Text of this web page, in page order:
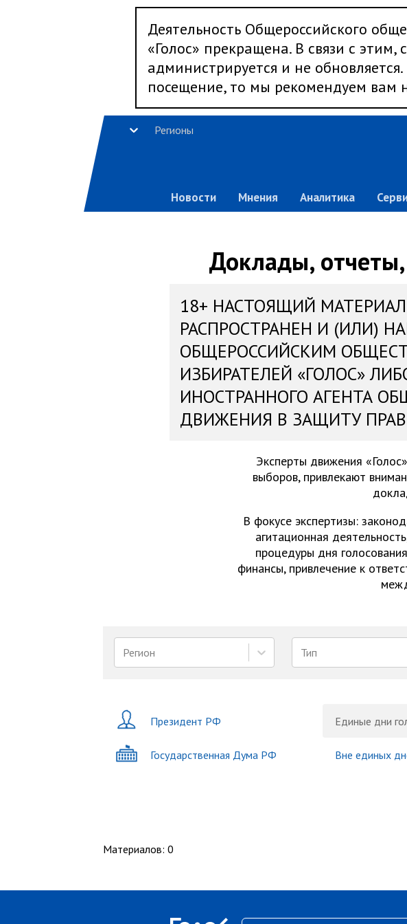
Деятельность Общероссийского
«Голос» прекращена. В связи с
администрируется и не
посещение, то мы рекомендуем вам
Регионы
Новости Мнения Аналитика
Доклады, отчеты,
18+ НАСТОЯЩИЙ
РАСПРОСТРАНЕН И (ИЛИ)
ОБЩЕРОССИЙСКИМ
ИЗБИРАТЕЛЕЙ «ГОЛОС»
ИНОСТРАННОГО АГЕНТА
ДВИЖЕНИЯ В ЗАЩИТУ ПРАВ
Эксперты движения
выборов, привлекают
В фокусе экспертизы:
агитационная
процедуры дня
финансы, привлечение к
Регион Тип
Президент РФ
Государственная Дума РФ
Единые дни
Вне единых
Материалов: 0